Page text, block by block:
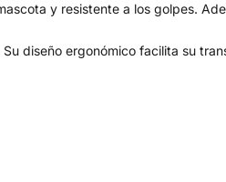
y resistente a los golpes.
diseño ergonómico facilita su